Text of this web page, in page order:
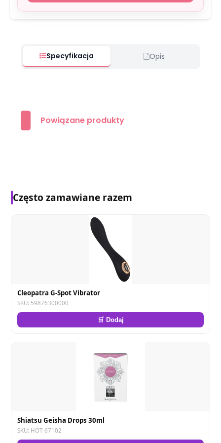
Specyfikacja Opis
Powiązane produkty
Często zamawiane razem
Cleopatra G-Spot Vibrator
SKU: 59876300000
🛒 Dodaj
Shiatsu Geisha Drops 30ml
SKU: HOT-67102